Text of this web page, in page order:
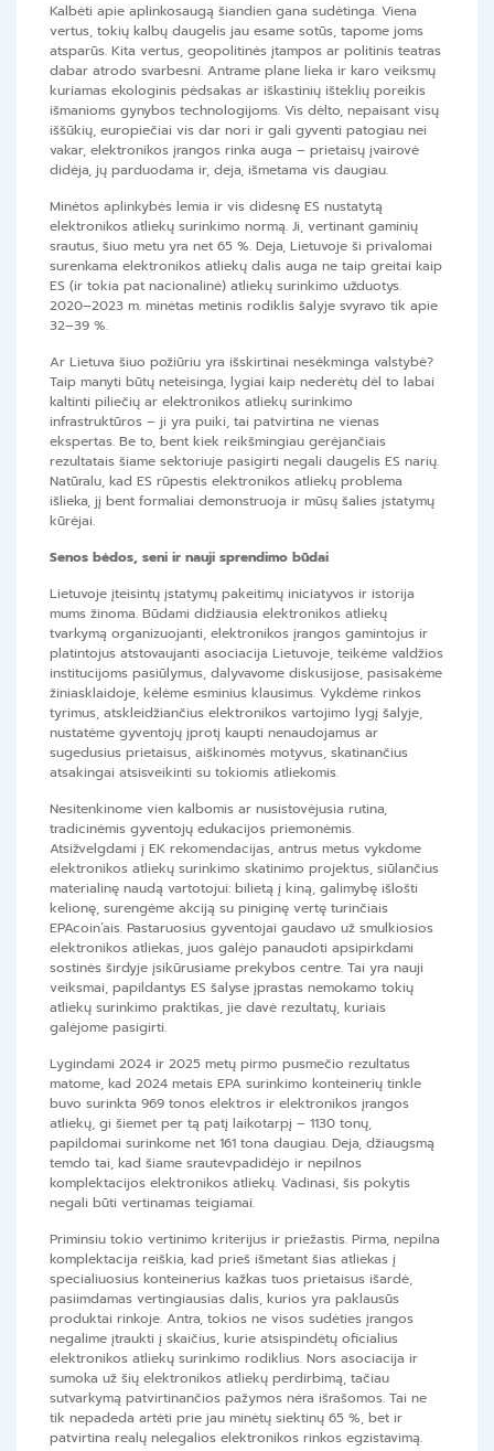
Kalbėti apie aplinkosaugą šiandien gana sudėtinga. Viena
vertus, tokių kalbų daugelis jau esame sotūs, tapome joms
atsparūs. Kita vertus, geopolitinės įtampos ar politinis teatras
dabar atrodo svarbesni. Antrame plane lieka ir karo veiksmų
kuriamas ekologinis pėdsakas ar iškastinių išteklių poreikis
išmanioms gynybos technologijoms. Vis dėlto, nepaisant visų
iššūkių, europiečiai vis dar nori ir gali gyventi patogiau nei
vakar, elektronikos įrangos rinka auga – prietaisų įvairovė
didėja, jų parduodama ir, deja, išmetama vis daugiau.
Minėtos aplinkybės lemia ir vis didesnę ES nustatytą
elektronikos atliekų surinkimo normą. Ji, vertinant gaminių
srautus, šiuo metu yra net 65 %. Deja, Lietuvoje ši privalomai
surenkama elektronikos atliekų dalis auga ne taip greitai kaip
ES (ir tokia pat nacionalinė) atliekų surinkimo užduotys.
2020–2023 m. minėtas metinis rodiklis šalyje svyravo tik apie
32–39 %.
Ar Lietuva šiuo požiūriu yra išskirtinai nesėkminga valstybė?
Taip manyti būtų neteisinga, lygiai kaip nederėtų dėl to labai
kaltinti piliečių ar elektronikos atliekų surinkimo
infrastruktūros – ji yra puiki, tai patvirtina ne vienas
ekspertas. Be to, bent kiek reikšmingiau gerėjančiais
rezultatais šiame sektoriuje pasigirti negali daugelis ES narių.
Natūralu, kad ES rūpestis elektronikos atliekų problema
išlieka, jį bent formaliai demonstruoja ir mūsų šalies įstatymų
kūrėjai.
Senos bėdos, seni ir nauji sprendimo būdai
Lietuvoje įteisintų įstatymų pakeitimų iniciatyvos ir istorija
mums žinoma. Būdami didžiausia elektronikos atliekų
tvarkymą organizuojanti, elektronikos įrangos gamintojus ir
platintojus atstovaujanti asociacija Lietuvoje, teikėme valdžios
institucijoms pasiūlymus, dalyvavome diskusijose, pasisakėme
žiniasklaidoje, kėlėme esminius klausimus. Vykdėme rinkos
tyrimus, atskleidžiančius elektronikos vartojimo lygį šalyje,
nustatėme gyventojų įprotį kaupti nenaudojamus ar
sugedusius prietaisus, aiškinomės motyvus, skatinančius
atsakingai atsisveikinti su tokiomis atliekomis.
Nesitenkinome vien kalbomis ar nusistovėjusia rutina,
tradicinėmis gyventojų edukacijos priemonėmis.
Atsižvelgdami į EK rekomendacijas, antrus metus vykdome
elektronikos atliekų surinkimo skatinimo projektus, siūlančius
materialinę naudą vartotojui: bilietą į kiną, galimybę išlošti
kelionę, surengėme akciją su piniginę vertę turinčiais
EPAcoin’ais. Pastaruosius gyventojai gaudavo už smulkiosios
elektronikos atliekas, juos galėjo panaudoti apsipirkdami
sostinės širdyje įsikūrusiame prekybos centre. Tai yra nauji
veiksmai, papildantys ES šalyse įprastas nemokamo tokių
atliekų surinkimo praktikas, jie davė rezultatų, kuriais
galėjome pasigirti.
Lygindami 2024 ir 2025 metų pirmo pusmečio rezultatus
matome, kad 2024 metais EPA surinkimo konteinerių tinkle
buvo surinkta 969 tonos elektros ir elektronikos įrangos
atliekų, gi šiemet per tą patį laikotarpį – 1130 tonų,
papildomai surinkome net 161 tona daugiau. Deja, džiaugsmą
temdo tai, kad šiame srautevpadidėjo ir nepilnos
komplektacijos elektronikos atliekų. Vadinasi, šis pokytis
negali būti vertinamas teigiamai.
Priminsiu tokio vertinimo kriterijus ir priežastis. Pirma, nepilna
komplektacija reiškia, kad prieš išmetant šias atliekas į
specialiuosius konteinerius kažkas tuos prietaisus išardė,
pasiimdamas vertingiausias dalis, kurios yra paklausūs
produktai rinkoje. Antra, tokios ne visos sudėties įrangos
negalime įtraukti į skaičius, kurie atsispindėtų oficialius
elektronikos atliekų surinkimo rodiklius. Nors asociacija ir
sumoka už šių elektronikos atliekų perdirbimą, tačiau
sutvarkymą patvirtinančios pažymos nėra išrašomos. Tai ne
tik nepadeda artėti prie jau minėtų siektinų 65 %, bet ir
patvirtina realų nelegalios elektronikos rinkos egzistavimą.